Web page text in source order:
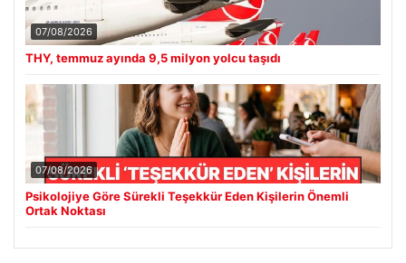
07/08/2026
THY, temmuz ayında 9,5 milyon yolcu taşıdı
07/08/2026
Psikolojiye Göre Sürekli Teşekkür Eden Kişilerin Önemli
Ortak Noktası